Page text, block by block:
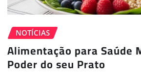
NOTÍCIAS
Alimentação para Saúde
Poder do seu Prato